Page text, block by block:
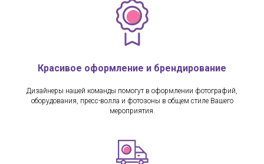
Красивое оформление и брендирование
Дизайнеры нашей команды помогут в оформлении фотографий,
оборудования, пресс-волла и фотозоны в общем стиле Вашего
мероприятия.